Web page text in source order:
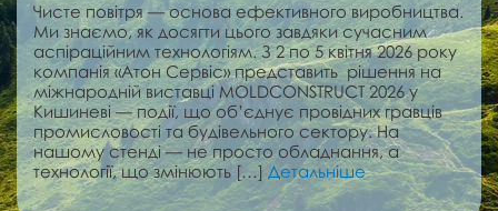
Чисте повітря — основа ефективного виробництва.
Ми знаємо, як досягти цього завдяки сучасним
аспіраційним технологіям. З 2 по 5 квітня 2026 року
компанія «Атон Сервіс» представить рішення на
міжнародній виставці MOLDCONSTRUCT 2026 у
Кишиневі — події, що об’єднує провідних гравців
промисловості та будівельного сектору. На
нашому стенді — не просто обладнання, а
технології, що змінюють […] Детальніше